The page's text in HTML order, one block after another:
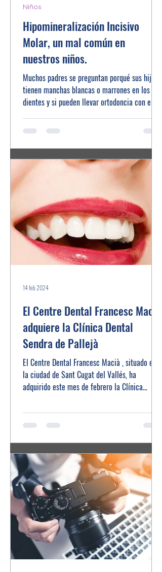
Hipomineralización Incisivo
Molar, un mal común en
nuestros niños.
Muchos padres se preguntan porqué sus hijos
tienen manchas blancas o marrones en los
dientes y si pueden llevar ortodoncia con ellas.
Niños
El Centre Dental Francesc Macià
adquiere la Clínica Dental
Sendra de Pallejà
El Centre Dental Francesc Macià , situado en
la ciudad de Sant Cugat del Vallés, ha
adquirido este mes de febrero la Clínica
14 feb 2024